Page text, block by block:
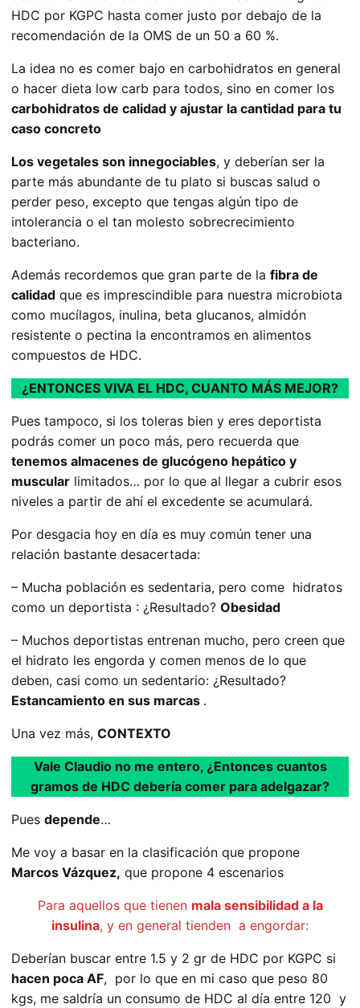
HDC por KGPC hasta comer justo por debajo de la
recomendación de la OMS de un 50 a 60 %.
La idea no es comer bajo en carbohidratos en general
o hacer dieta low carb para todos, sino en comer los
carbohidratos de calidad y ajustar la cantidad para tu
caso concreto
Los vegetales son innegociables, y deberían ser la
parte más abundante de tu plato si buscas salud o
perder peso, excepto que tengas algún tipo de
intolerancia o el tan molesto sobrecrecimiento
bacteriano.
Además recordemos que gran parte de la fibra de
calidad que es imprescindible para nuestra microbiota
como mucílagos, inulina, beta glucanos, almidón
resistente o pectina la encontramos en alimentos
compuestos de HDC.
¿ENTONCES VIVA EL HDC, CUANTO MÁS MEJOR?
Pues tampoco, si los toleras bien y eres deportista
podrás comer un poco más, pero recuerda que
tenemos almacenes de glucógeno hepático y
muscular limitados… por lo que al llegar a cubrir esos
niveles a partir de ahí el excedente se acumulará.
Por desgacia hoy en día es muy común tener una
relación bastante desacertada:
– Mucha población es sedentaria, pero come hidratos
como un deportista : ¿Resultado? Obesidad
– Muchos deportistas entrenan mucho, pero creen que
el hidrato les engorda y comen menos de lo que
deben, casi como un sedentario: ¿Resultado?
Estancamiento en sus marcas .
Una vez más, CONTEXTO
Vale Claudio no me entero, ¿Entonces cuantos
gramos de HDC debería comer para adelgazar?
Pues depende…
Me voy a basar en la clasificación que propone
Marcos Vázquez, que propone 4 escenarios
Para aquellos que tienen mala sensibilidad a la
insulina, y en general tienden a engordar:
Deberían buscar entre 1.5 y 2 gr de HDC por KGPC si
hacen poca AF, por lo que en mi caso que peso 80
kgs, me saldría un consumo de HDC al día entre 120 y